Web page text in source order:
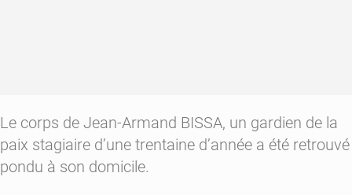
Le corps de Jean-Armand BISSA, un gardien de la
paix stagiaire d’une trentaine d’année a été retrouvé
pondu à son domicile.